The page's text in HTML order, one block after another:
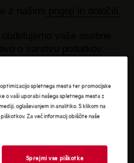
spletnega mesta ter promocijske
o vaši uporabi našega spletnega mesta z
oglaševanjem in analitiko. S klikom na
Za več informacij obiščite naše
Sprejmi vse piškotke